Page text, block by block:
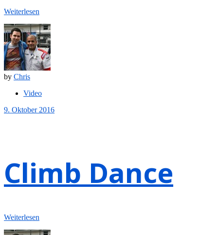
Weiterlesen
by Chris
Video
9. Oktober 2016
Climb Dance
Weiterlesen